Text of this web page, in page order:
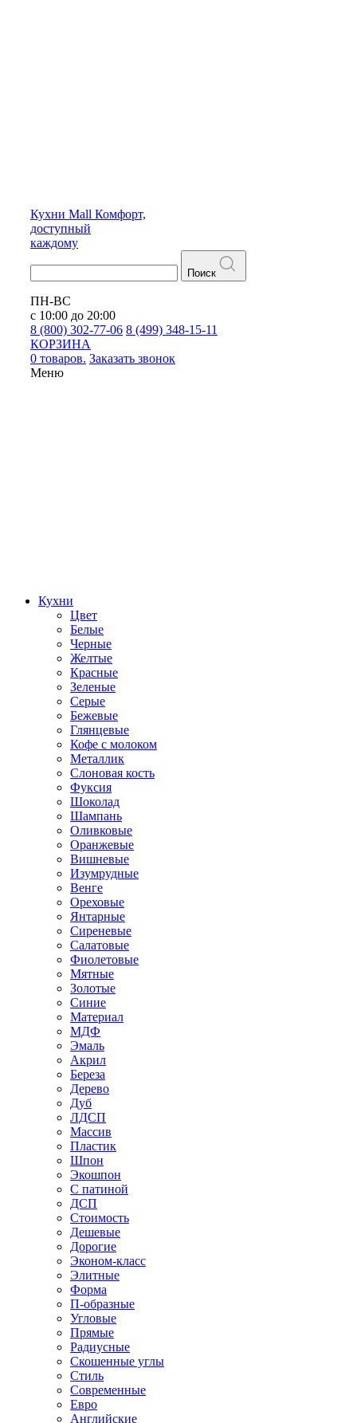
Кухни Mall Комфорт,
доступный
каждому
Поиск
ПН-ВС
с 10:00 до 20:00
8 (800) 302-77-06 8 (499) 348-15-11
КОРЗИНА
0 товаров. Заказать звонок
Меню
Кухни
Цвет
Белые
Черные
Желтые
Красные
Зеленые
Серые
Бежевые
Глянцевые
Кофе с молоком
Металлик
Слоновая кость
Фуксия
Шоколад
Шампань
Оливковые
Оранжевые
Вишневые
Изумрудные
Венге
Ореховые
Янтарные
Сиреневые
Салатовые
Фиолетовые
Мятные
Золотые
Синие
Материал
МДФ
Эмаль
Акрил
Береза
Дерево
Дуб
ЛДСП
Массив
Пластик
Шпон
Экошпон
С патиной
ДСП
Стоимость
Дешевые
Дорогие
Эконом-класс
Элитные
Форма
П-образные
Угловые
Прямые
Радиусные
Скошенные углы
Стиль
Современные
Евро
Английские